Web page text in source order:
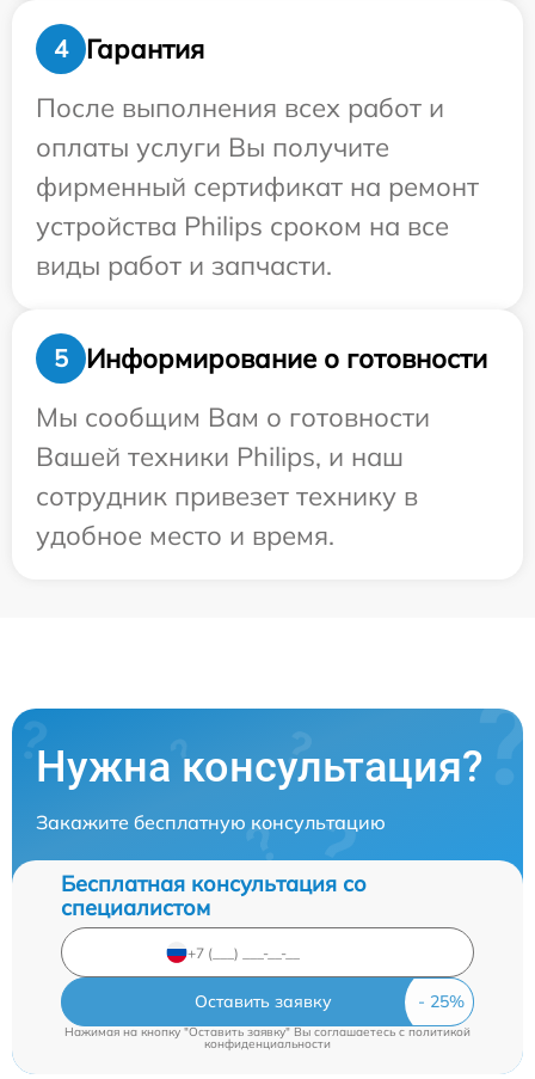
4
Гарантия
После выполнения всех работ и
оплаты услуги Вы получите
фирменный сертификат на ремонт
устройства Philips сроком на все
виды работ и запчасти.
5
Информирование о готовности
Мы сообщим Вам о готовности
Вашей техники Philips, и наш
сотрудник привезет технику в
удобное место и время.
Нужна консультация?
Закажите бесплатную консультацию
Бесплатная консультация со
специалистом
Оставить заявку
Нажимая на кнопку "Оставить заявку" Вы соглашаетесь c политикой
конфиденциальности